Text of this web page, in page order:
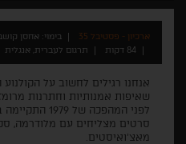
ארכיון - פסטיבל 35 בימוי: אחסן
84 דקות
תרגום לעברית, אנגלית
אנחנו רגילים לחשוב על הקולנוע
שאיפות אמנותיות וחתרנות
לפני המהפכה
סרטים מצליחים עם מלודרמה,
מאצ'ואיסטים.